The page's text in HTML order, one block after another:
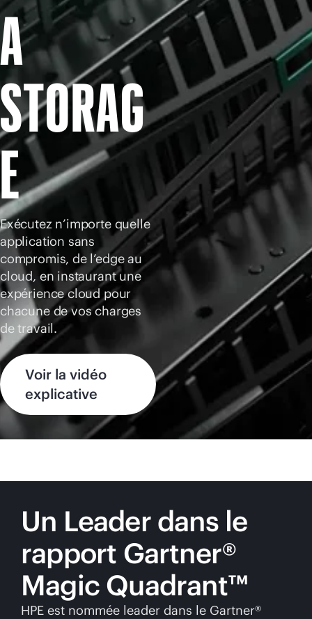
Acheter maintenant
A
STORAG
E
Exécutez n’importe quelle
application sans
compromis, de l’edge au
cloud, en instaurant une
expérience cloud pour
chacune de vos charges
de travail.
Voir la vidéo
explicative
Un Leader dans le
rapport Gartner®
Magic Quadrant™
HPE est nommée leader dans le Gartner®